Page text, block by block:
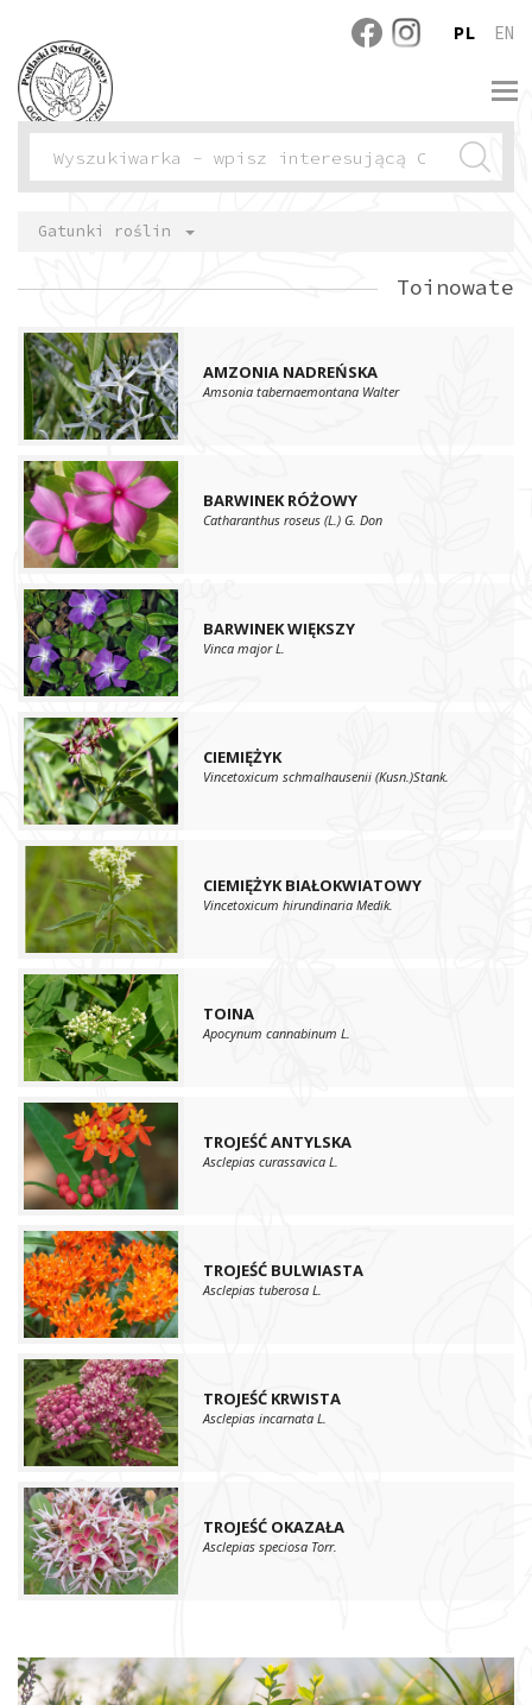
PL EN
Gatunki roślin
Toinowate
AMZONIA NADREŃSKA
Amsonia tabernaemontana Walter
BARWINEK RÓŻOWY
Catharanthus roseus (L.) G. Don
BARWINEK WIĘKSZY
Vinca major L.
CIEMIĘŻYK
Vincetoxicum schmalhausenii (Kusn.)Stank.
CIEMIĘŻYK BIAŁOKWIATOWY
Vincetoxicum hirundinaria Medik.
TOINA
Apocynum cannabinum L.
TROJEŚĆ ANTYLSKA
Asclepias curassavica L.
TROJEŚĆ BULWIASTA
Asclepias tuberosa L.
TROJEŚĆ KRWISTA
Asclepias incarnata L.
TROJEŚĆ OKAZAŁA
Asclepias speciosa Torr.